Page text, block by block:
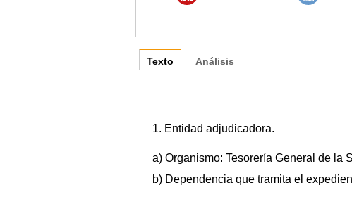
Texto
1. Entidad adjudicadora.
a) Organismo: Tesorería General de la
b) Dependencia que tramita el
Análisis